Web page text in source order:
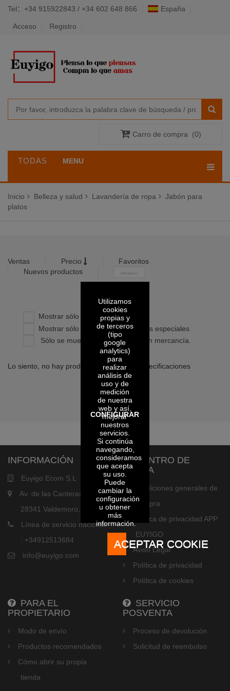
Utilizamos
cookies
propias y
de terceros
(tipo
google
analytics)
para
realizar
análisis de
uso y de
medición
de nuestra
web y así,
mejorar
nuestros
servicios.
Si continúa
navegando,
consideramos
que acepta
su uso.
Puede
cambiar la
configuración
u obtener
más
información.
ACEPTAR COOKIE
CONFIGURAR
Tel：+34 915922843 / +34 602 648 866 España
Acceso Registro
Carro de compra (0)
TODAS
LAS
CATEGORÍAS
MENU
Inicio Belleza y salud Lavandería de ropa
Jabón para
platos
Ventas Precio
Favoritos
Nuevos productos
-
Confirmar
Mostrar sólo productos propios
Mostrar sólo productos con precios especiales
Sólo se muestran los artículos con mercancía.
Lo siento, no hay productos con dichas especificaciones
INFORMACIÓN
Euyigo Ecom S.L
Av. de las Canteras, 21,
28341 Valdemoro, Madrid
Línea de servicio nacional
: +34912513684
info@euyigo.com
CENTRO DE
AYUDA
Condiciones generales de
compra
Política de privacidad APP
EUYIGO
Aviso Legal
Política de privacidad
Política de cookies
PARA EL
PROPIETARIO
Modo de envío
Productos recomendados
Cómo abrir su propia
tienda
SERVICIO
POSVENTA
Proceso de devolución
Solicitud de reembolso